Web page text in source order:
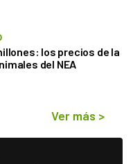
los precios de la
del NEA
Ver más >